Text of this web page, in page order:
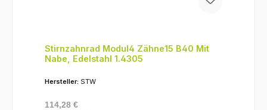
Stirnzahnrad Modul4 Zähne15 B40 Mit
Nabe, Edelstahl 1.4305
Hersteller: STW
Regulärer Preis:
114,28 €